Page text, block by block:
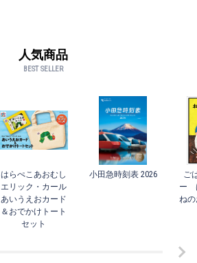
人気商品
BEST SELLER
はらぺこあおむし
エリック・カール
あいうえおカード
＆おでかけトート
セット
小田急時刻表 2026
ご
ー
ね